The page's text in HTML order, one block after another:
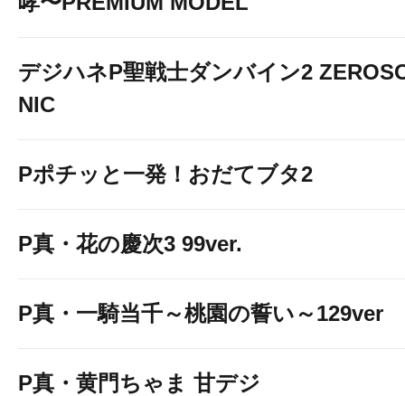
デジハネP聖戦士ダンバイン2
NIC
Pポチッと一発！おだてブタ2
P真・花の慶次3 99ver.
P真・一騎当千～桃園の誓い～129ver
P真・黄門ちゃま 甘デジ